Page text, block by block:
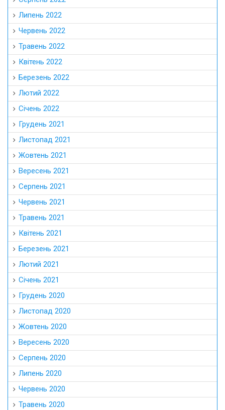
Липень 2022
Червень 2022
Травень 2022
Квітень 2022
Березень 2022
Лютий 2022
Січень 2022
Грудень 2021
Листопад 2021
Жовтень 2021
Вересень 2021
Серпень 2021
Червень 2021
Травень 2021
Квітень 2021
Березень 2021
Лютий 2021
Січень 2021
Грудень 2020
Листопад 2020
Жовтень 2020
Вересень 2020
Серпень 2020
Липень 2020
Червень 2020
Травень 2020